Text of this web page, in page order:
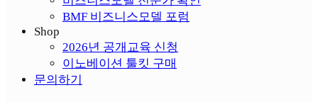
BMF 비즈니스모델 포럼
Shop
2026년 공개교육 신청
이노베이션 툴킷 구매
문의하기